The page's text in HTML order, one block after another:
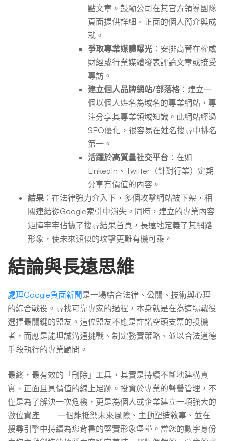
點文章。鼓勵公司在其官方領導團隊
頁面提供詳細、正面的個人簡介與成
就。
爭取專業媒體曝光 ：安排高管在權威
財經或行業媒體發表評論文章或接受
專訪。
建立個人品牌網站/部落格：建立一
個以個人姓名為域名的專業網站，專
注分享其專業領域知識。此網站經過
SEO優化，很容易在姓名搜尋中排名
第一。
活躍於高質量社交平台 ：在如
LinkedIn、Twitter（針對行業）定期
分享有價值的內容。
結果 ：在法律強力介入下，多個攻擊網站被下架，相
關連結從Google索引中消失。同時，建立的專業內容
矩陣牢牢佔據了搜尋結果首頁，長遠地定義了其網路
形象，使未來類似的攻擊更難有機可乘。
結論與長遠思維
處理Google負面新聞是一場結合法律、公關、技術與心理
的綜合戰役。尋找可靠專家的過程，本身就是在為這場戰役
選擇最關鍵的盟友。這位盟友不應是許諾空頭支票的投機
者，而應是能坦誠溝通挑戰、制定務實策略、並以合法道德
手段執行的專業顧問。
最終，最有效的「刪除」工具，其實是持續不斷地建構真
實、正面且具價值的線上足跡。投資於專業的聲譽管理，不
僅是為了解決一次危機，更是為個人或企業建立一項強大的
數位資產——一個能抵禦未來風險、主動塑造敘事、並在
搜尋引擎中持續為您背書的堅實形象堡壘。當您的數字身份